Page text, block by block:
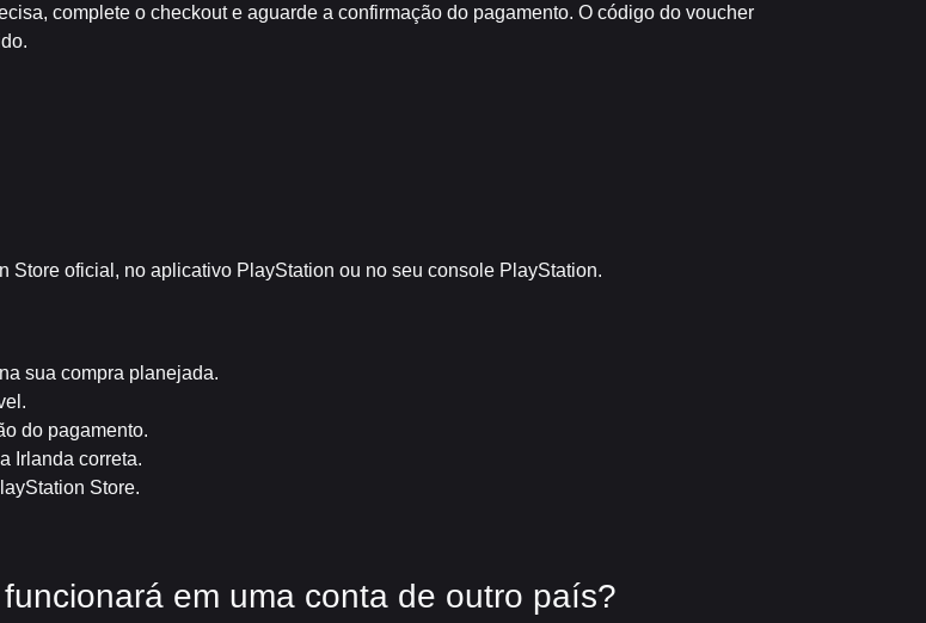
complete o checkout e aguarde a confirmação do pagamento. O código do voucher
oficial, no aplicativo PlayStation ou no seu console PlayStation.
sua compra planejada.
do pagamento.
Irlanda correta.
Store.
em uma conta de outro país?